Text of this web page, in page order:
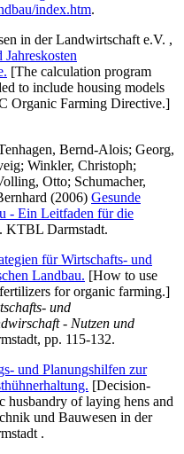
index.htm.
in der Landwirtschaft e.V. ,
[The calculation program
to include housing models
Organic Farming Directive.]
Bernd-Alois; Georg,
; Winkler, Christoph;
Otto; Schumacher,
(2006) Gesunde
- Ein Leitfaden für die
KTBL Darmstadt.
für Wirtschafts- und
Landbau. [How to use
for organic farming.]
und
- Nutzen und
pp. 115-132.
und Planungshilfen zur
[Decision-
husbandry of laying hens and
und Bauwesen in der
.